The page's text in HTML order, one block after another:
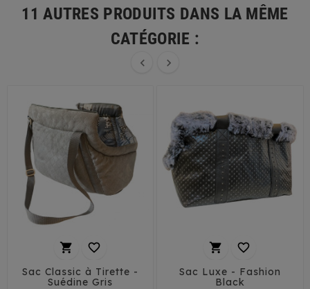
11 AUTRES PRODUITS DANS LA MÊME
CATÉGORIE :
 
 
Sac Classic à Tirette -
Suédine Gris
 
Sac Luxe - Fashion
Black